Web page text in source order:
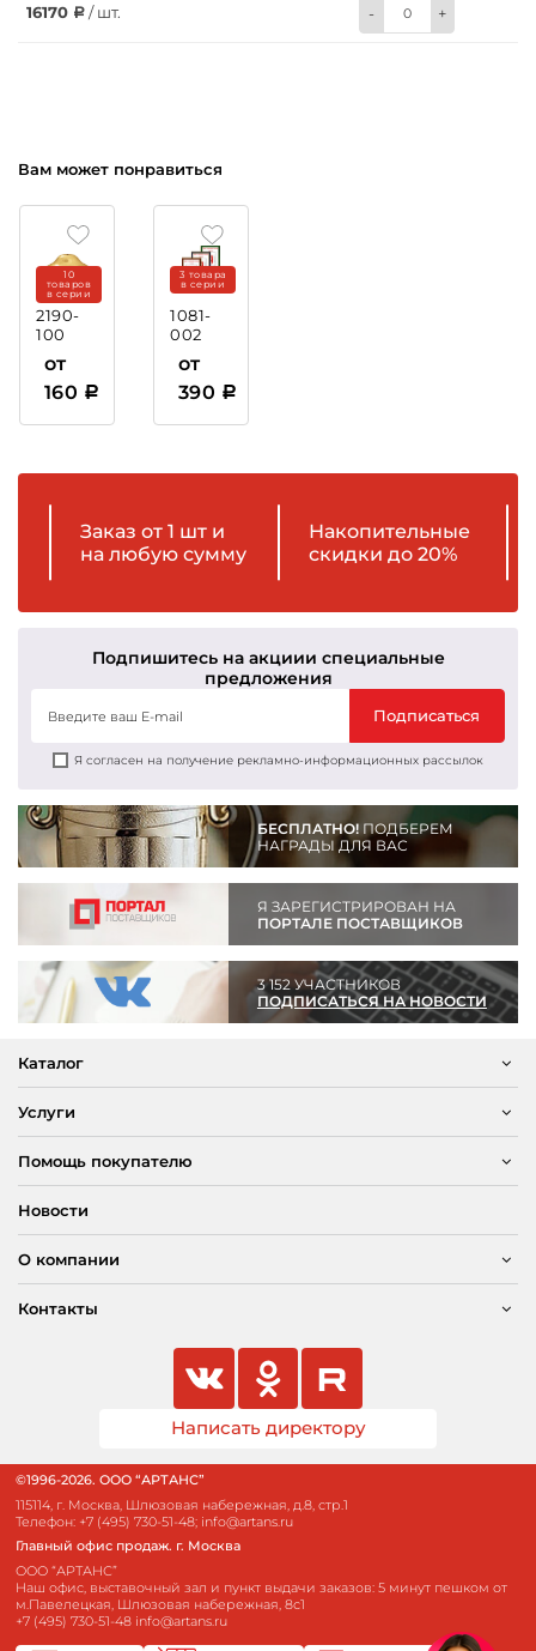
16170 / шт. - +
Вам может понравиться
2190-
100
10
товаров
в серии
от
160
1081-
002
пластиковая
3 товара
в серии
от
390
Заказ от 1 шт и
на любую сумму
Накопительные
скидки до 20%
Подпишитесь на акциии специальные
предложения
Подписаться
Я согласен на получение рекламно-информационных рассылок
БЕСПЛАТНО!ПОДБЕРЕМ
НАГРАДЫ ДЛЯ ВАС
Я ЗАРЕГИСТРИРОВАН НА
ПОРТАЛЕ ПОСТАВЩИКОВ
3 152 УЧАСТНИКОВ
ПОДПИСАТЬСЯ НА НОВОСТИ
Каталог
Услуги
Помощь покупателю
Новости
О компании
Контакты
Написать директору
©1996-2026. ООО “АРТАНС”
115114, г. Москва, Шлюзовая набережная, д.8, стр.1
Телефон: +7 (495) 730-51-48; info@artans.ru
Главный офис продаж. г. Москва
ООО “АРТАНС”
Наш офис, выставочный зал и пункт выдачи заказов: 5 минут пешком от
м.Павелецкая, Шлюзовая набережная, 8с1
+7 (495) 730-51-48 info@artans.ru